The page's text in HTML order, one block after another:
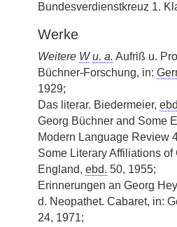
Bundesverdienstkreuz 1.
Werke
Weitere W u. a. Aufriß u.
Büchner-Forschung, in:
1929;
Das literar. Biedermeier,
Georg Büchner and Some
Modern Language Review
Some Literary Affiliations
England, ebd. 50, 1955;
Erinnerungen an Georg
d. Neopathet. Cabaret, in:
24, 1971;